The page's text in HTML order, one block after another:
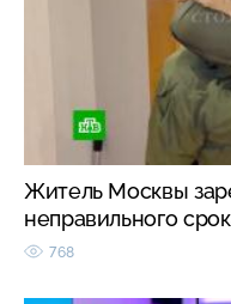
Житель Москвы
неправильного
768